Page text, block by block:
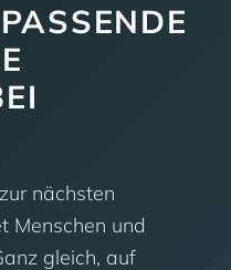
nächsten
Menschen und
gleich, auf